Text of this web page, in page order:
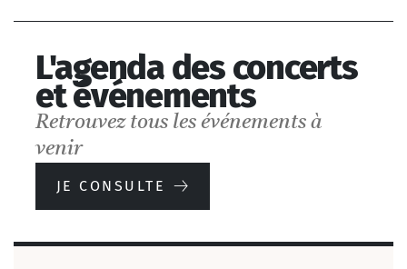
L'agenda des concerts
et événements
Retrouvez tous les événements à
venir
JE CONSULTE